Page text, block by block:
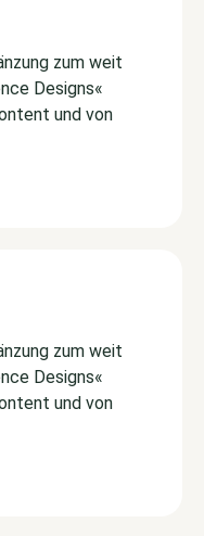
zum weit
Designs«
und von
zum weit
Designs«
und von